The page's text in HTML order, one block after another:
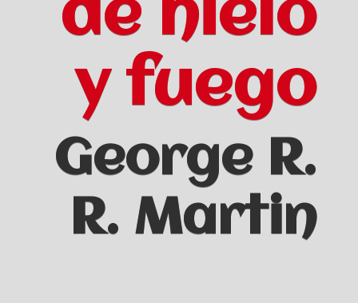
de hielo
y fuego
George R.
R. Martin